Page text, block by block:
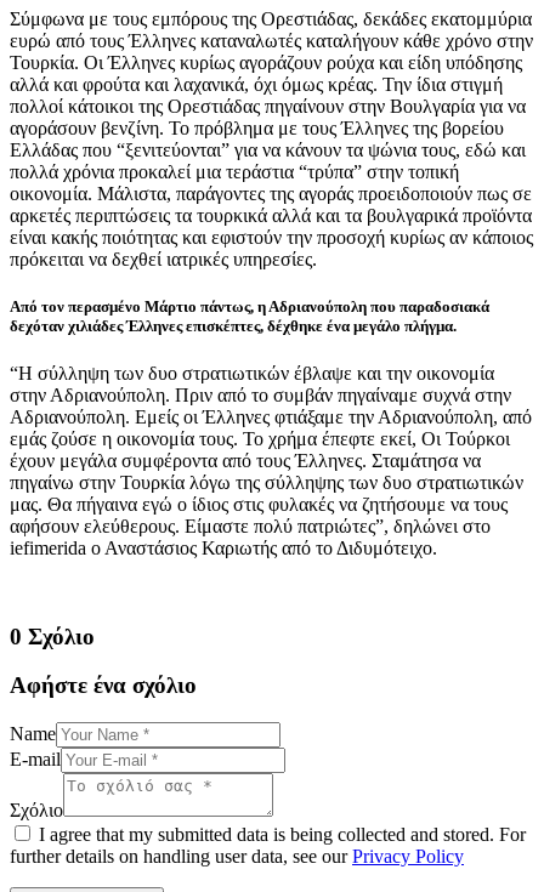
Σύμφωνα με τους εμπόρους της Ορεστιάδας, δεκάδες εκατομμύρια
ευρώ από τους Έλληνες καταναλωτές καταλήγουν κάθε χρόνο στην
Τουρκία. Οι Έλληνες κυρίως αγοράζουν ρούχα και είδη υπόδησης
αλλά και φρούτα και λαχανικά, όχι όμως κρέας. Την ίδια στιγμή
πολλοί κάτοικοι της Ορεστιάδας πηγαίνουν στην Βουλγαρία για να
αγοράσουν βενζίνη. Το πρόβλημα με τους Έλληνες της βορείου
Ελλάδας που “ξενιτεύονται” για να κάνουν τα ψώνια τους, εδώ και
πολλά χρόνια προκαλεί μια τεράστια “τρύπα” στην τοπική
οικονομία. Μάλιστα, παράγοντες της αγοράς προειδοποιούν πως σε
αρκετές περιπτώσεις τα τουρκικά αλλά και τα βουλγαρικά προϊόντα
είναι κακής ποιότητας και εφιστούν την προσοχή κυρίως αν κάποιος
πρόκειται να δεχθεί ιατρικές υπηρεσίες.
Από τον περασμένο Μάρτιο πάντως, η Αδριανούπολη που παραδοσιακά
δεχόταν χιλιάδες Έλληνες επισκέπτες, δέχθηκε ένα μεγάλο πλήγμα.
“Η σύλληψη των δυο στρατιωτικών έβλαψε και την οικονομία
στην Αδριανούπολη. Πριν από το συμβάν πηγαίναμε συχνά στην
Αδριανούπολη. Εμείς οι Έλληνες φτιάξαμε την Αδριανούπολη, από
εμάς ζούσε η οικονομία τους. Το χρήμα έπεφτε εκεί, Οι Τούρκοι
έχουν μεγάλα συμφέροντα από τους Έλληνες. Σταμάτησα να
πηγαίνω στην Τουρκία λόγω της σύλληψης των δυο στρατιωτικών
μας. Θα πήγαινα εγώ ο ίδιος στις φυλακές να ζητήσουμε να τους
αφήσουν ελεύθερους. Είμαστε πολύ πατριώτες”, δηλώνει στο
iefimerida ο Αναστάσιος Καριωτής από το Διδυμότειχο.
0 Σχόλιο
Αφήστε ένα σχόλιο
Name
E-mail
Σχόλιο
I agree that my submitted data is being collected and stored. For
further details on handling user data, see ourPrivacy Policy